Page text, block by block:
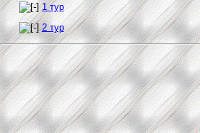
1 тур
2 тур